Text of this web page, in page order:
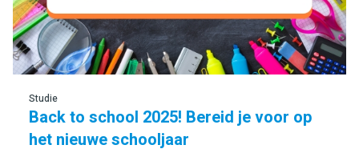
Studie
Back to school 2025! Bereid je voor op
het nieuwe schooljaar